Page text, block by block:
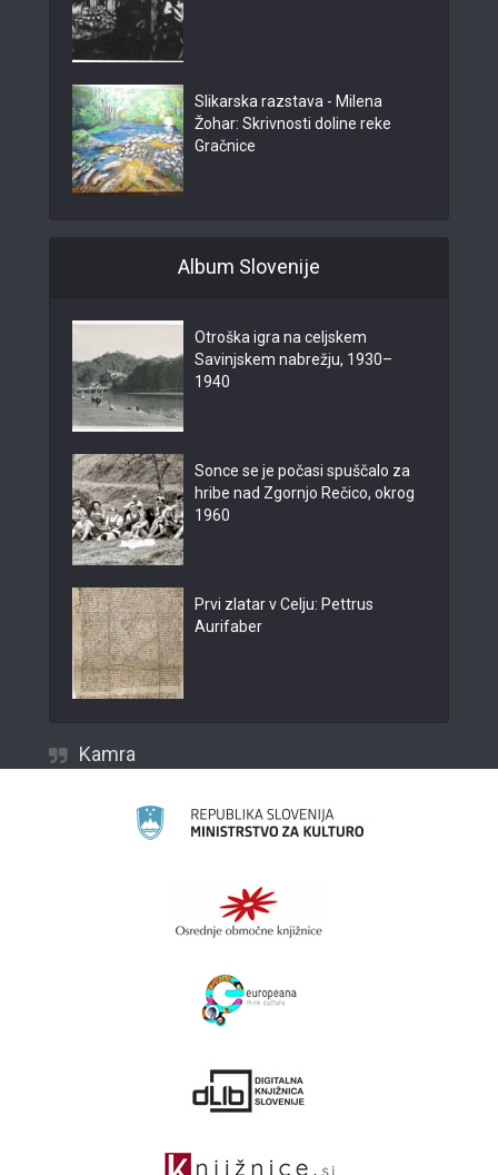
Slikarska razstava - Milena
Žohar: Skrivnosti doline reke
Gračnice
Album Slovenije
Otroška igra na celjskem
Savinjskem nabrežju, 1930–
1940
Sonce se je počasi spuščalo za
hribe nad Zgornjo Rečico, okrog
1960
Prvi zlatar v Celju: Pettrus
Aurifaber
Kamra